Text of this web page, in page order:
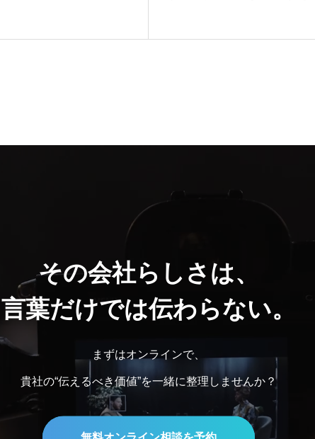
その会社らしさは、
言葉だけでは伝わらない。
まずはオンラインで、
貴社の“伝えるべき価値”を一緒に整理しませんか？